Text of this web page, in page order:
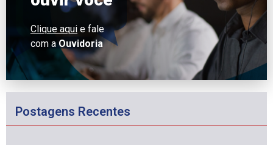
Clique aqui e fale
com aOuvidoria
Postagens Recentes